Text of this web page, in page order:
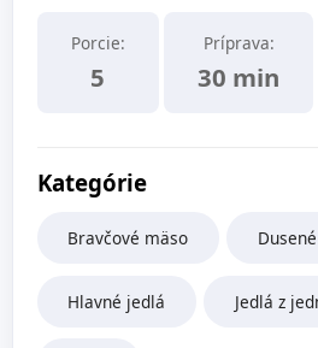
Porcie:
5
Príprava:
30 min
Kategórie
Bravčové mäso Dusené
Hlavné jedlá Jedlá z